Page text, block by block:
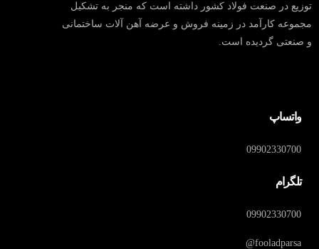
توزیع در صنعت فولاد کشور داشته است که منجر به تشکیل
مجموعه کارآمد در زمینه فروش و عرضه آهن آلات ساختمانی
و صنعتی گردیده است.
واتساپ
09902330700
تلگرام
09902330700
fooladparsa@